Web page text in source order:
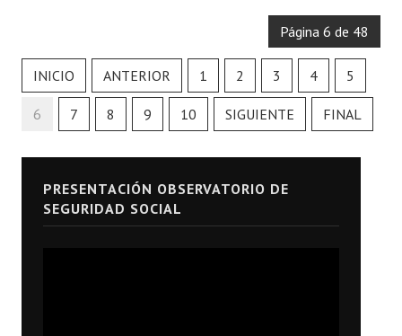
Página 6 de 48
INICIO ANTERIOR 1 2 3 4 5
6 7 8 9 10 SIGUIENTE FINAL
PRESENTACIÓN OBSERVATORIO DE
SEGURIDAD SOCIAL